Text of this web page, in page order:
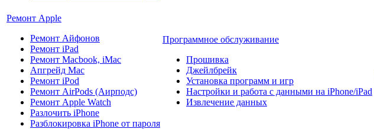
Ремонт Apple
Ремонт Айфонов
Ремонт iPad
Ремонт Macbook, iMac
Апгрейд Mac
Ремонт iPod
Ремонт AirPods (Аирподс)
Ремонт Apple Watch
Разлочить iPhone
Разблокировка iPhone от пароля
Программное обслуживание
Прошивка
Джейлбрейк
Установка программ и игр
Настройки и работа с данными на iPhone/iPad
Извлечение данных